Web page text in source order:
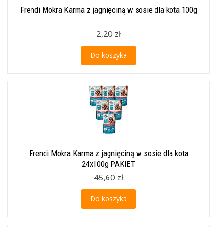
Frendi Mokra Karma z jagnięciną w sosie dla kota 100g
2,20 zł
Do koszyka
Frendi Mokra Karma z jagnięciną w sosie dla kota
24x100g PAKIET
45,60 zł
Do koszyka